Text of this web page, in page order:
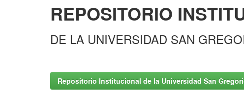
REPOSITORIO
DE LA UNIVERSIDAD SAN
Repositorio Institucional de la Universidad San